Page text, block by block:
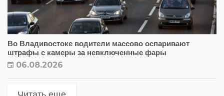
Во Владивостоке водители массово оспаривают
штрафы с камеры за невключенные фары
06.08.2026